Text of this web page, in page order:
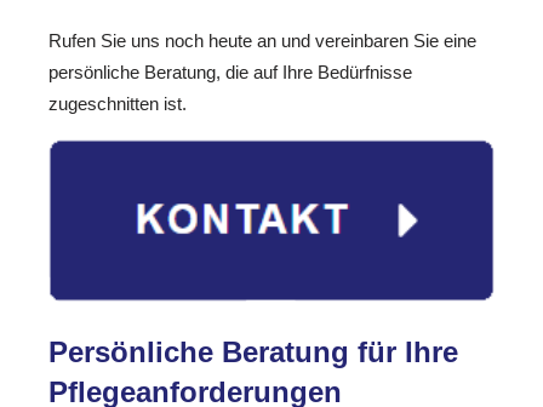
Rufen Sie uns noch heute an und vereinbaren Sie eine
persönliche Beratung, die auf Ihre Bedürfnisse
zugeschnitten ist.
Persönliche Beratung für Ihre
Pflegeanforderungen